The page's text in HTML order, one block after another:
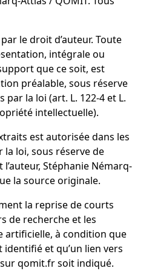
le droit d’auteur. Toute
intégrale ou
que ce soit, est
préalable, sous réserve
par la loi (art. L. 122-4 et L.
intellectuelle).
est autorisée dans les
loi, sous réserve de
Stéphanie Némarq-
la source originale.
la reprise de courts
de recherche et les
artificielle, à condition que
identifié et qu’un lien vers
qomit.fr soit indiqué.